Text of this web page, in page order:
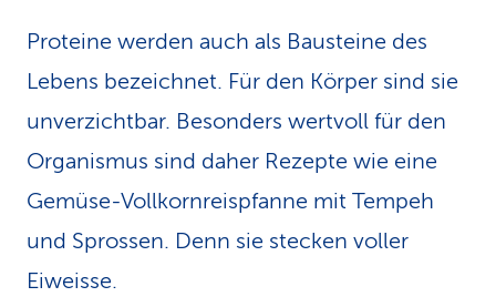
-
L
i
Proteine werden auch als Bausteine des
Lebens bezeichnet. Für den Körper sind sie
unverzichtbar. Besonders wertvoll für den
Organismus sind daher Rezepte wie eine
Gemüse-Vollkornreispfanne mit Tempeh
und Sprossen. Denn sie stecken voller
Eiweisse.